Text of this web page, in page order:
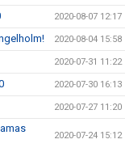
2020-08-07 12:17
2020-08-04 15:58
2020-07-31 11:22
2020-07-30 16:13
2020-07-27 11:20
2020-07-24 15:12